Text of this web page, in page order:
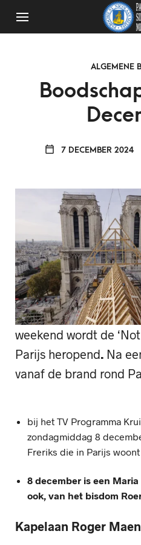
ALGEMENE
7 DECEMBER 2024
weekend wordt de
Parijs heropend. Na
vanaf de brand rond
bij het TV Programma
zondagmiddag 8
Freriks die in Parijs woont
8 december is een Maria
ook, van het bisdom
Kapelaan Roger